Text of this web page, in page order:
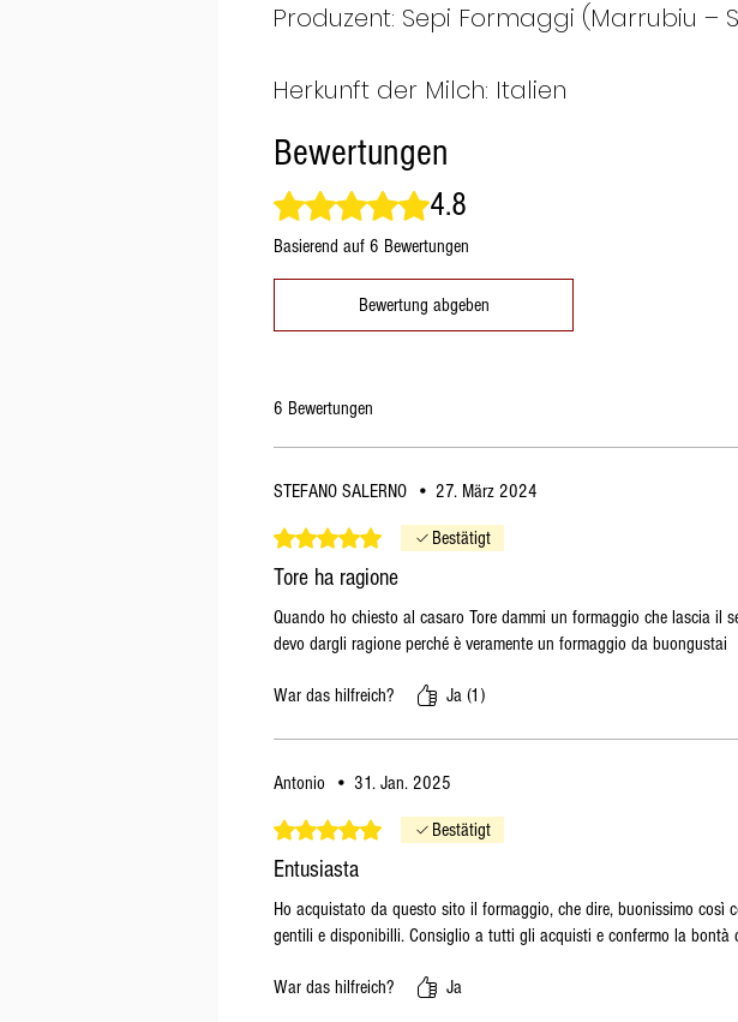
Produzent: Sepi Formaggi (Marrubiu –
Herkunft der Milch: Italien
Bewertungen
Mit 4,8 von 5 Sternen bewertet.
4.8
Basierend auf 6 Bewertungen
Bewertung abgeben
6 Bewertungen
STEFANO SALERNO • 27. März 2024
Mit 5 von 5 Sternen bewertet.
Bestätigt
Tore ha ragione
Quando ho chiesto al casaro Tore dammi un formaggio che lascia
devo dargli ragione perché è veramente un formaggio da buongustai
War das hilfreich? Ja (1)
Antonio • 31. Jan. 2025
Mit 5 von 5 Sternen bewertet.
Bestätigt
Entusiasta
Ho acquistato da questo sito il formaggio, che dire, buonissimo così
gentili e disponibilli. Consiglio a tutti gli acquisti e confermo la bontà
War das hilfreich? Ja